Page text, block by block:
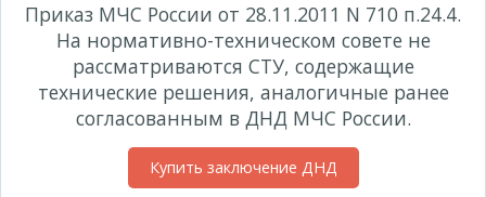
Приказ МЧС России от 28.11.2011 N 710 п.24.4.
На нормативно-техническом совете не
рассматриваются СТУ, содержащие
технические решения, аналогичные ранее
согласованным в ДНД МЧС России.
Купить заключение ДНД